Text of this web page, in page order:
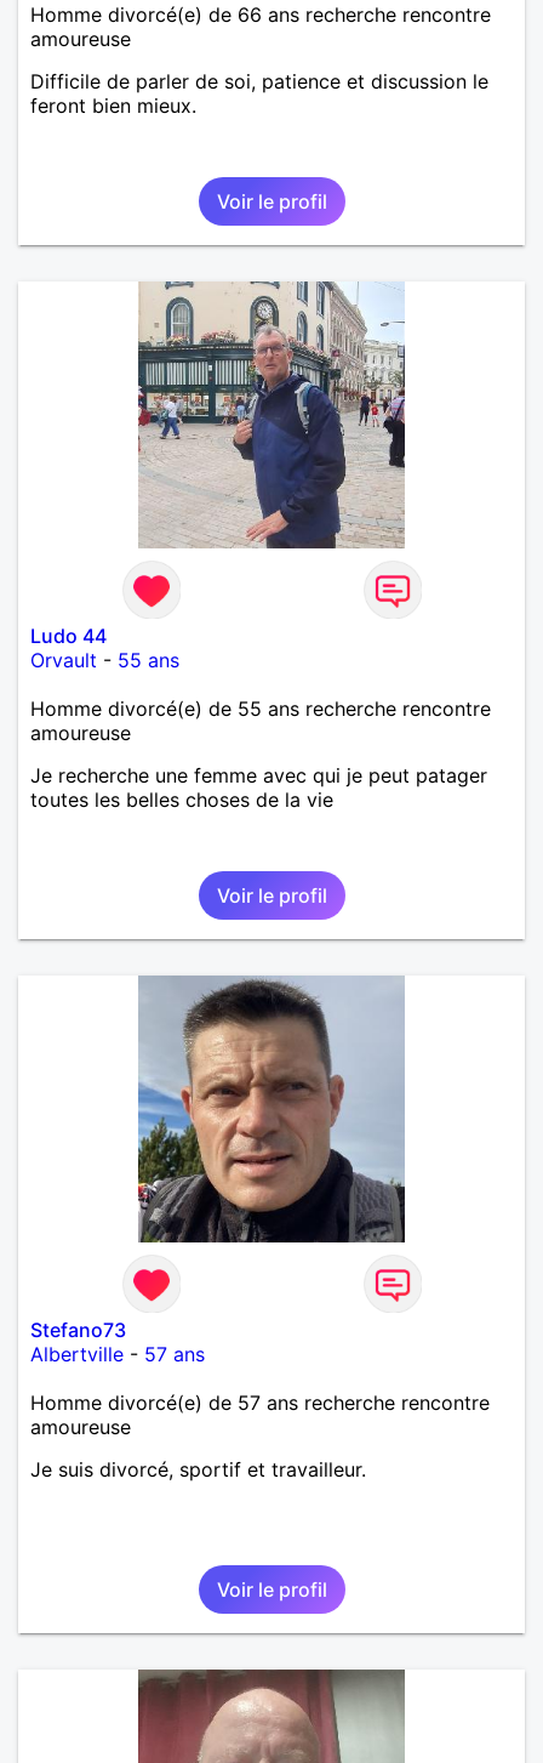
Homme divorcé(e) de 66 ans recherche rencontre
amoureuse
Difficile de parler de soi, patience et discussion le
feront bien mieux.
Voir le profil
Ludo 44
Orvault - 55 ans
Homme divorcé(e) de 55 ans recherche rencontre
amoureuse
Je recherche une femme avec qui je peut patager
toutes les belles choses de la vie
Voir le profil
Stefano73
Albertville - 57 ans
Homme divorcé(e) de 57 ans recherche rencontre
amoureuse
Je suis divorcé, sportif et travailleur.
Voir le profil